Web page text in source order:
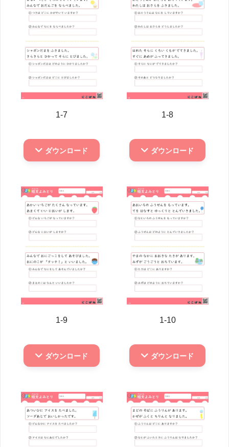
1-7
ダウンロード
1-8
ダウンロード
1-9
ダウンロード
1-10
ダウンロード